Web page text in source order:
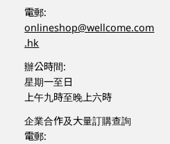
電郵:
onlineshop@wellcome.com
.hk
辦公時間:
星期一至日
上午九時至晚上六時
企業合作及大量訂購查詢
電郵: